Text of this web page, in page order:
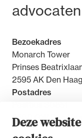
Deze
advocaten
Bezoekadres
Monarch Tower
Prinses
2595 AK Den Haag
Postadres
2500 GW Den